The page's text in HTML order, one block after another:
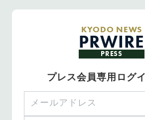
KYODO NEWS
PRWIRE
PRESS
プレス会員専用ログ